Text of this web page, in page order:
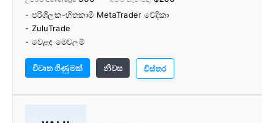
- පරිශීලක-හිතකාමී MetaTrader වේදිකා
- ZuluTrade
- වෙළඳ මෙවලම්
විවෘත ගිණුමක්
නිවස විස්තර